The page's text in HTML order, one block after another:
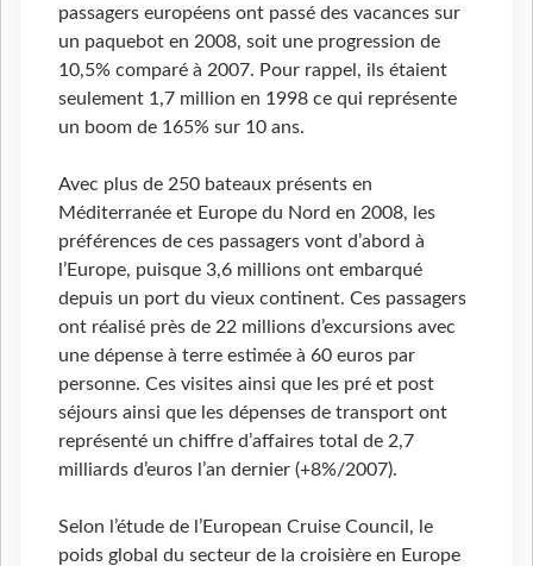
passagers européens ont passé des vacances sur
un paquebot en 2008, soit une progression de
10,5% comparé à 2007. Pour rappel, ils étaient
seulement 1,7 million en 1998 ce qui représente
un boom de 165% sur 10 ans.
Avec plus de 250 bateaux présents en
Méditerranée et Europe du Nord en 2008, les
préférences de ces passagers vont d’abord à
l’Europe, puisque 3,6 millions ont embarqué
depuis un port du vieux continent. Ces passagers
ont réalisé près de 22 millions d’excursions avec
une dépense à terre estimée à 60 euros par
personne. Ces visites ainsi que les pré et post
séjours ainsi que les dépenses de transport ont
représenté un chiffre d’affaires total de 2,7
milliards d’euros l’an dernier (+8%/2007).
Selon l’étude de l’European Cruise Council, le
poids global du secteur de la croisière en Europe